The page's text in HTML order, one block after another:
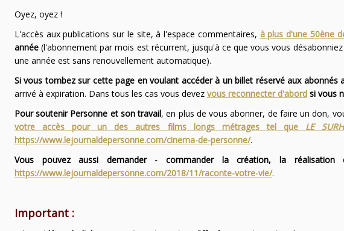
Oyez, oyez !
L'accès aux publications sur le site, à l'espace commentaires, à plus d'une 50ène
année(l'abonnement par mois est récurrent, jusqu'à ce que vous vous
une année est sans renouvellement automatique).
Si vous tombez sur cette page en voulant accéder à un billet réservé aux abonnés
arrivé à expiration. Dans tous les cas vous devez vous reconnecter d'abordsi vous
Pour soutenir Personne et son travail, en plus de vous abonner, de faire un don,
votre accès pour un des autres films longs métrages tel que LE
https://www.lejournaldepersonne.com/cinema-de-personne/.
Vous pouvez aussi demander - commander la création, la
https://www.lejournaldepersonne.com/2018/11/raconte-votre-vie/.
Important :